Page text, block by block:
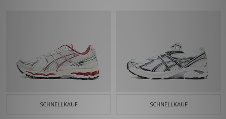
SCHNELLKAUF SCHNELLKAUF